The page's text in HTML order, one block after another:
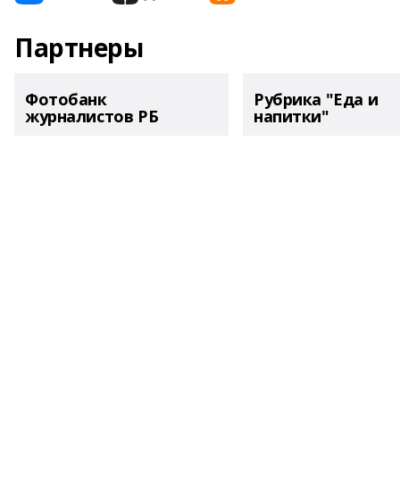
Партнеры
Фотобанк
журналистов РБ
Рубрика "Еда и
напитки"